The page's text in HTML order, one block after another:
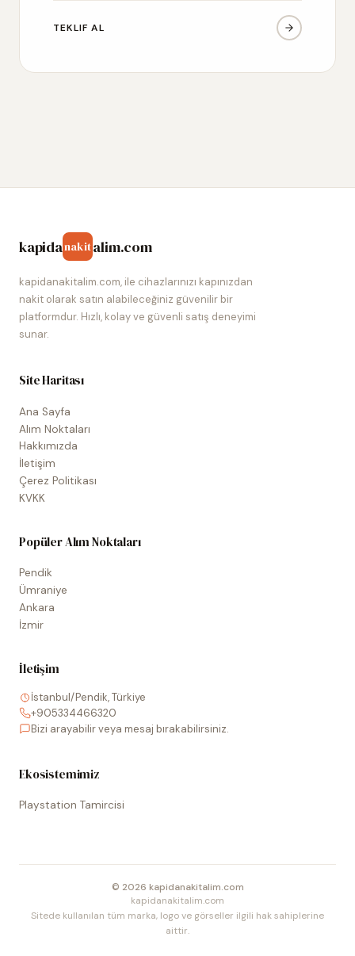
TEKLIF AL
kapidanakitalim.com
kapidanakitalim.com, ile cihazlarınızı kapınızdan
nakit olarak satın alabileceğiniz güvenilir bir
platformdur. Hızlı, kolay ve güvenli satış deneyimi
sunar.
Site Haritası
Ana Sayfa
Alım Noktaları
Hakkımızda
İletişim
Çerez Politikası
KVKK
Popüler Alım Noktaları
Pendik
Ümraniye
Ankara
İzmir
İletişim
İstanbul/Pendik, Türkiye
+905334466320
Bizi arayabilir veya mesaj bırakabilirsiniz.
Ekosistemimiz
Playstation Tamircisi
© 2026 kapidanakitalim.com
kapidanakitalim.com
Sitede kullanılan tüm marka, logo ve görseller ilgili hak sahiplerine
aittir.